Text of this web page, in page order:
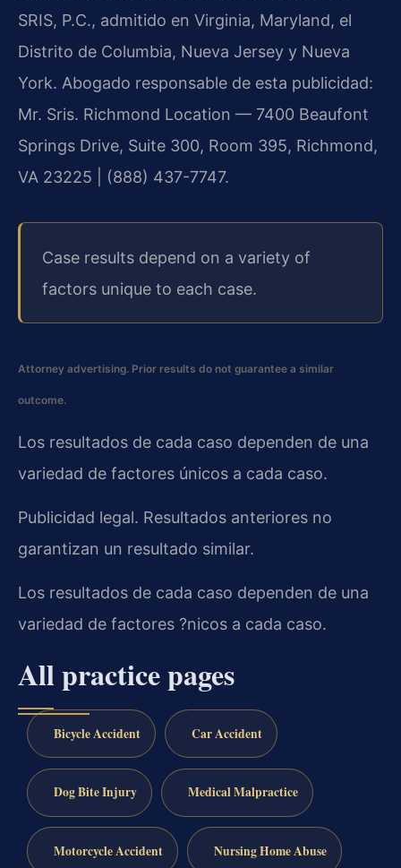
SRIS, P.C., admitido en Virginia, Maryland, el
Distrito de Columbia, Nueva Jersey y Nueva
York. Abogado responsable de esta publicidad:
Mr. Sris. Richmond Location — 7400 Beaufont
Springs Drive, Suite 300, Room 395, Richmond,
VA 23225 | (888) 437-7747.
Case results depend on a variety of
factors unique to each case.
Attorney advertising. Prior results do not guarantee a similar
outcome.
Los resultados de cada caso dependen de una
variedad de factores únicos a cada caso.
Publicidad legal. Resultados anteriores no
garantizan un resultado similar.
Los resultados de cada caso dependen de una
variedad de factores ?nicos a cada caso.
All practice pages
Bicycle Accident Car Accident
Dog Bite Injury Medical Malpractice
Motorcycle Accident Nursing Home Abuse